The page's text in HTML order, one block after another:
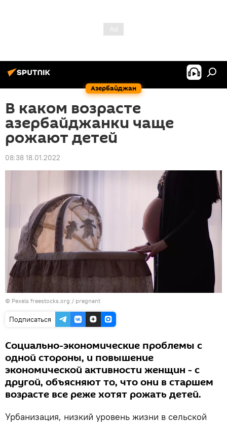
Азербайджан
В каком возрасте
азербайджанки чаще
рожают детей
08:38 18.01.2022
© Pexels freestocks.org / pregnant
Подписаться
Социально-экономические проблемы с
одной стороны, и повышение
экономической активности женщин - с
другой, объясняют то, что они в старшем
возрасте все реже хотят рожать детей.
Урбанизация, низкий уровень жизни в сельской